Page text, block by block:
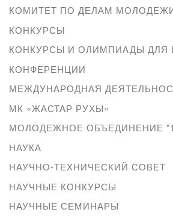
КОМИТЕТ ПО ДЕЛАМ
КОНКУРСЫ
КОНКУРСЫ И ОЛИМПИАДЫ ДЛЯ
КОНФЕРЕНЦИИ
МЕЖДУНАРОДНАЯ
МК «ЖАСТАР РУХЫ»
МОЛОДЕЖНОЕ ОБЪЕДИНЕНИЕ
НАУКА
НАУЧНО-ТЕХНИЧЕСКИЙ СОВЕТ
НАУЧНЫЕ КОНКУРСЫ
НАУЧНЫЕ СЕМИНАРЫ